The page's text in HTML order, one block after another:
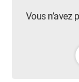
Vous n’avez